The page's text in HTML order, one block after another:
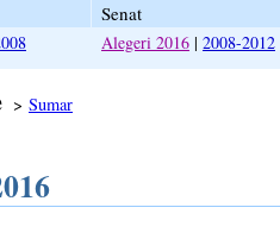
Senat
Alegeri 2016 | 2008-2012
> Sumar